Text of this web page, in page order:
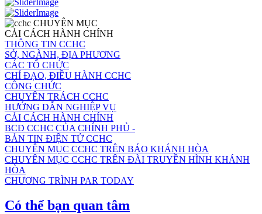
CHUYÊN MỤC
CẢI CÁCH HÀNH CHÍNH
THÔNG TIN CCHC
SỞ, NGÀNH, ĐỊA PHƯƠNG
CÁC TỔ CHỨC
CHỈ ĐẠO, ĐIỀU HÀNH CCHC
CÔNG CHỨC
CHUYÊN TRÁCH CCHC
HƯỚNG DẪN NGHIỆP VỤ
CẢI CÁCH HÀNH CHÍNH
BCĐ CCHC CỦA CHÍNH PHỦ -
BẢN TIN ĐIỆN TỬ CCHC
CHUYÊN MỤC CCHC TRÊN BÁO KHÁNH HÒA
CHUYÊN MỤC CCHC TRÊN ĐÀI TRUYỀN HÌNH KHÁNH
HÒA
CHƯƠNG TRÌNH PAR TODAY
Có thể bạn quan tâm